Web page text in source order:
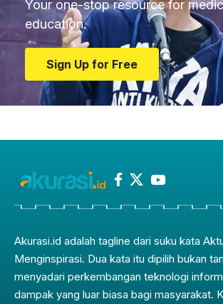
Your one-stop resource for
education.
Sign Up for Free
Akurasi.id adalah tagline dari suku kata
Menginspirasi. Dua kata itu dipilih bukan
menyadari perkembangan teknologi
dampak yang luar biasa bagi masyarakat.